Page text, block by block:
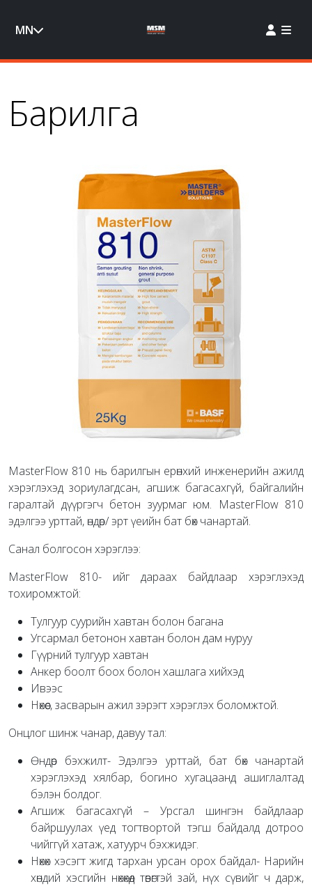
MN
Барилга
MasterFlow 810 нь барилгын ерөнхий инженерийн ажилд
хэрэглэхэд зориулагдсан, агшиж багасахгүй, байгалийн
гаралтай дүүргэгч бетон зуурмаг юм. MasterFlow 810
эдэлгээ урттай, өндөр/ эрт үеийн бат бөх чанартай.
Санал болгосон хэрэглээ:
MasterFlow 810- ийг дараах байдлаар хэрэглэхэд
тохиромжтой:
Тулгуур суурийн хавтан болон багана
Угсармал бетонон хавтан болон дам нуруу
Гүүрний тулгуур хавтан
Анкер боолт боох болон хашлага хийхэд
Ивээс
Нөхөөс, засварын ажил зэрэгт хэрэглэх боломжтой.
Онцлог шинж чанар, давуу тал:
Өндөр бэхжилт- Эдэлгээ урттай, бат бөх чанартай
хэрэглэхэд хялбар, богино хугацаанд ашиглалтад
бэлэн болдог.
Агшиж багасахгүй – Урсгал шингэн байдлаар
байршуулах үед тогтвортой тэгш байдалд дотроо
чийггүй хатаж, хатуурч бэхжидэг.
Нөхөх хэсэгт жигд тархан урсан орох байдал- Нарийн
хөндий хэсгийн нөхөхөд төвөгтэй зай, нүх сүвийг ч дарж,